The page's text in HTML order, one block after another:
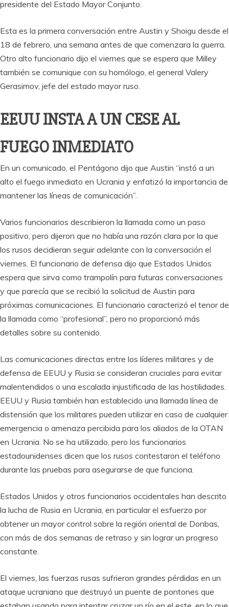
presidente del Estado Mayor Conjunto.
Esta es la primera conversación entre Austin y Shoigu desde el
18 de febrero, una semana antes de que comenzara la guerra.
Otro alto funcionario dijo el viernes que se espera que Milley
también se comunique con su homólogo, el general Valery
Gerasimov, jefe del estado mayor ruso.
EEUU INSTA A UN CESE AL
FUEGO INMEDIATO
En un comunicado, el Pentágono dijo que Austin “instó a un
alto el fuego inmediato en Ucrania y enfatizó la importancia de
mantener las líneas de comunicación”.
Varios funcionarios describieron la llamada como un paso
positivo, pero dijeron que no había una razón clara por la que
los rusos decidieran seguir adelante con la conversación el
viernes. El funcionario de defensa dijo que Estados Unidos
espera que sirva como trampolín para futuras conversaciones
y que parecía que se recibió la solicitud de Austin para
próximas comunicaciones. El funcionario caracterizó el tenor de
la llamada como “profesional”, pero no proporcionó más
detalles sobre su contenido.
Las comunicaciones directas entre los líderes militares y de
defensa de EEUU y Rusia se consideran cruciales para evitar
malentendidos o una escalada injustificada de las hostilidades.
EEUU y Rusia también han establecido una llamada línea de
distensión que los militares pueden utilizar en caso de cualquier
emergencia o amenaza percibida para los aliados de la OTAN
en Ucrania. No se ha utilizado, pero los funcionarios
estadounidenses dicen que los rusos contestaron el teléfono
durante las pruebas para asegurarse de que funciona.
Estados Unidos y otros funcionarios occidentales han descrito
la lucha de Rusia en Ucrania, en particular el esfuerzo por
obtener un mayor control sobre la región oriental de Donbas,
con más de dos semanas de retraso y sin lograr un progreso
constante.
El viernes, las fuerzas rusas sufrieron grandes pérdidas en un
ataque ucraniano que destruyó un puente de pontones que